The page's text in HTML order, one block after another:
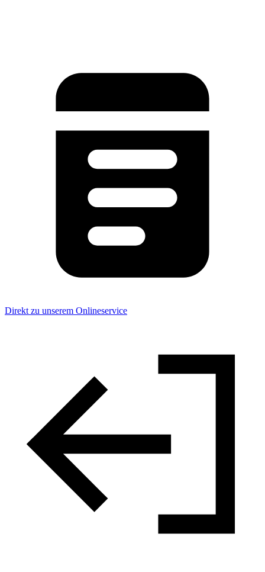
Direkt zu unserem Onlineservice